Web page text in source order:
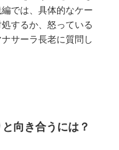
では、具体的なケー
するか、怒っている
サーラ長老に質問し
向き合うには？